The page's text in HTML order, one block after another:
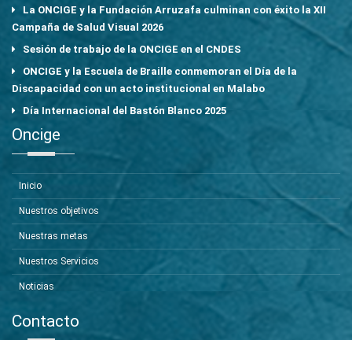
La ONCIGE y la Fundación Arruzafa culminan con éxito la XII
Campaña de Salud Visual 2026
Sesión de trabajo de la ONCIGE en el CNDES
ONCIGE y la Escuela de Braille conmemoran el Día de la
Discapacidad con un acto institucional en Malabo
Día Internacional del Bastón Blanco 2025
Oncige
Inicio
Nuestros objetivos
Nuestras metas
Nuestros Servicios
Noticias
Contacto